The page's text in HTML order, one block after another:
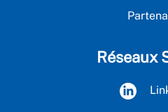
Réseaux